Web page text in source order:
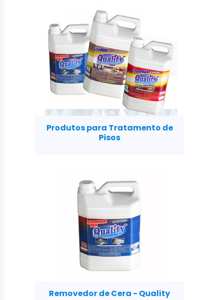
Produtos para Tratamento de
Pisos
Removedor de Cera - Quality